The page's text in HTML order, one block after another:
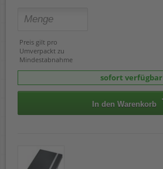
Preis gilt pro
Umverpackt zu
Mindestabnahme
sofort verfügbar
In den Warenkorb